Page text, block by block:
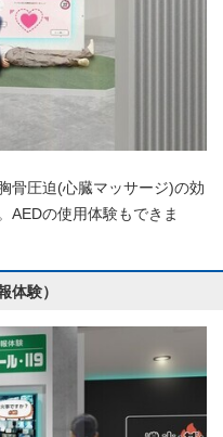
骨圧迫(心臓マッサージ)の効
AEDの使用体験もできま
報体験）